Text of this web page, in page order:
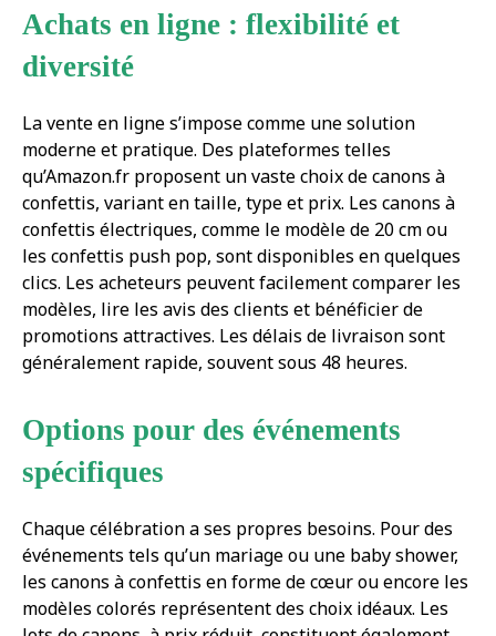
Achats en ligne : flexibilité et
diversité
La vente en ligne s’impose comme une solution
moderne et pratique. Des plateformes telles
qu’Amazon.fr proposent un vaste choix de canons à
confettis, variant en taille, type et prix. Les canons à
confettis électriques, comme le modèle de 20 cm ou
les confettis push pop, sont disponibles en quelques
clics. Les acheteurs peuvent facilement comparer les
modèles, lire les avis des clients et bénéficier de
promotions attractives. Les délais de livraison sont
généralement rapide, souvent sous 48 heures.
Options pour des événements
spécifiques
Chaque célébration a ses propres besoins. Pour des
événements tels qu’un mariage ou une baby shower,
les canons à confettis en forme de cœur ou encore les
modèles colorés représentent des choix idéaux. Les